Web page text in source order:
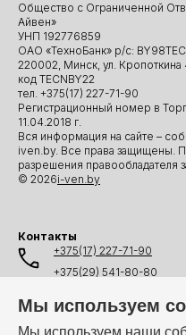
Мы используем
Мы используем наши
Общество с Ограниченной
Айвен»
УНП 192776859
ОАО «ТехноБанк» р/с:
220002, Минск, ул. Кропоткина
код TECNBY22
тел. +375(17) 227-71-90
Регистрационный номер в
11.04.2018 г.
Вся информация на сайте –
iven.by. Все права защищены.
разрешения правообладателя
© 2026i-ven.by
Контакты
+375(17) 227-71-90
+375(29) 541-80-80
+375(44) 541-80-80